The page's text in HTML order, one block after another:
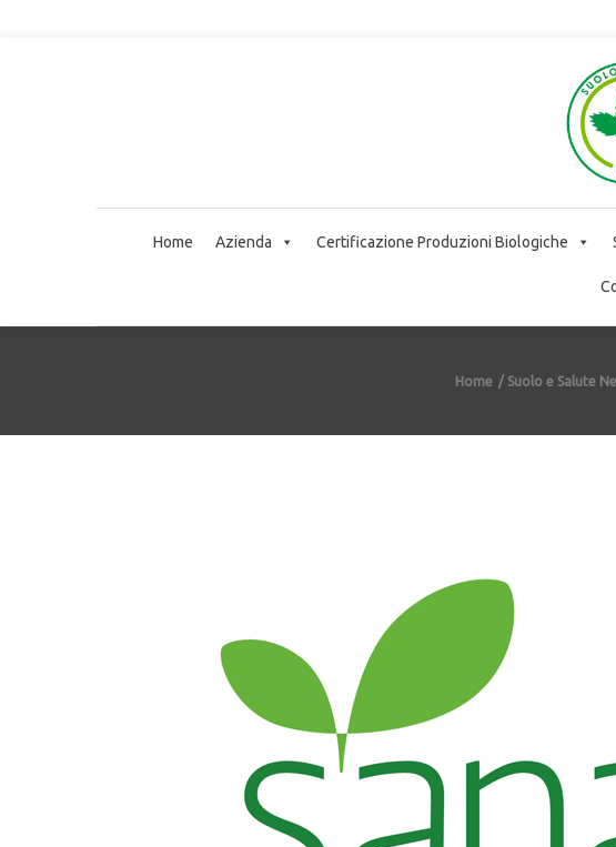
Home Azienda Certificazione Produzioni Biologiche
Home Suolo e Salute